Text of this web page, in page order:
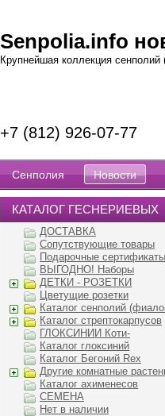
КАТАЛОГ ГЕСНЕРИЕВЫХ
ДОСТАВКА
Сопутствующие товары
Подарочные сертификаты
ВЫГОДНО! Наборы
ДЕТКИ - РОЗЕТКИ
Цветущие розетки
Каталог сенполий
Каталог стрептокарпусов
ГЛОКСИНИИ Коти-
Каталог глоксиний
Каталог Бегоний Rex
Другие комнатные
Каталог ахименесов
СЕМЕНА
Нет в наличии
Senpolia.info
Крупнейшая коллекция сенполий
+7 (812) 926-07-77
Сенполия Новости